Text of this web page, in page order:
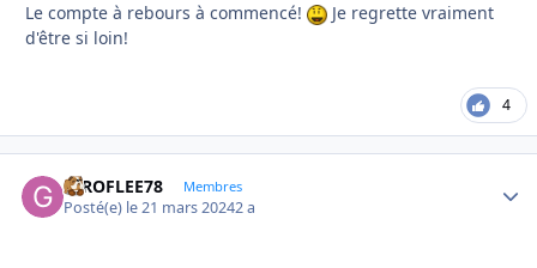
Le compte à rebours à commencé!
Je regrette vraiment
d'être si loin!
4
GIROFLEE78 Membres
Posté(e) le 21 mars 20242 a